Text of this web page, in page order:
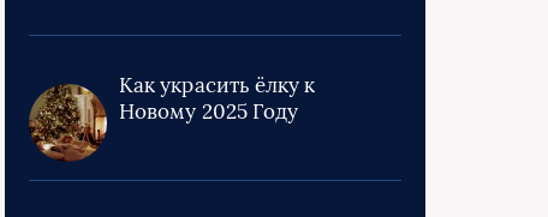
Как украсить ёлку к
Новому 2025 Году